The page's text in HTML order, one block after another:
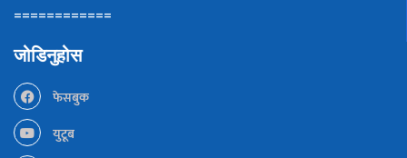
============
जोडिनुहोस
फेसबुक
युटूब